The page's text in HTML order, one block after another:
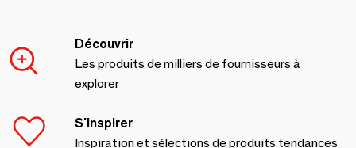
Découvrir
Les produits de milliers de fournisseurs à
explorer
S'inspirer
Inspiration et sélections de produits tendances